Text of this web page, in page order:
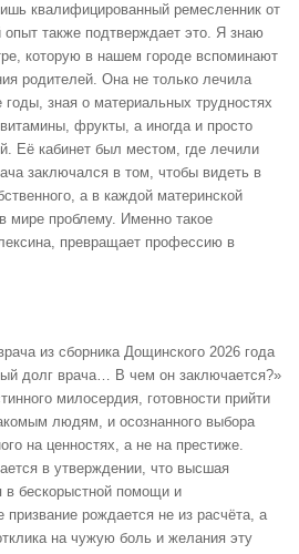
квалифицированный ремесленник от
также подтверждает это. Я знаю
которую в нашем городе вспоминают
родителей. Она не только лечила
зная о материальных трудностях
фрукты, а иногда и просто
Её кабинет был местом, где лечили
заключался в том, чтобы видеть в
а в каждой материнской
проблему. Именно такое
превращает профессию в
из сборника Дощинского 2026 года
долг врача… В чем он заключается?»
милосердия, готовности прийти
людям, и осознанного выбора
на ценностях, а не на престиже.
в утверждении, что высшая
в бескорыстной помощи и
призвание рождается не из расчёта, а
на чужую боль и желания эту